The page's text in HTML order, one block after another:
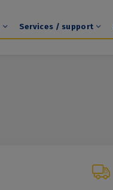
Services / support